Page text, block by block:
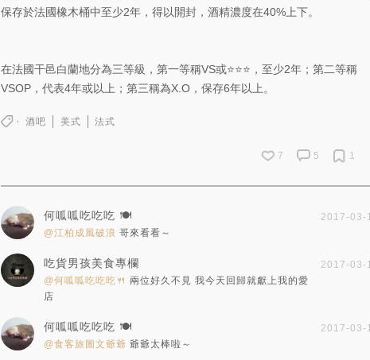
保存於法國橡木桶中至少2年，得以開封，酒精濃度在40%上下。
在法國干邑白蘭地分為三等級，第一等稱VS或⭐⭐⭐，至少2年；第二等稱
VSOP，代表4年或以上；第三稱為X.O，保存6年以上。
酒吧 美式 法式
7 5 1
何呱呱吃吃吃 🍽️
2017-03-
@江柏成風破浪 哥來看看～
吃貨男孩美食專欄
2017-03-
@何呱呱吃吃吃🍴 兩位好久不見 我今天回歸就獻上我的愛
店
何呱呱吃吃吃 🍽️
2017-03-
@食客旅圖文爺爺 爺爺太棒啦～